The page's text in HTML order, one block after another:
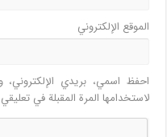
الموقع الإلكتروني
احفظ اسمي، بريدي الإلكتروني،
لاستخدامها المرة المقبلة في